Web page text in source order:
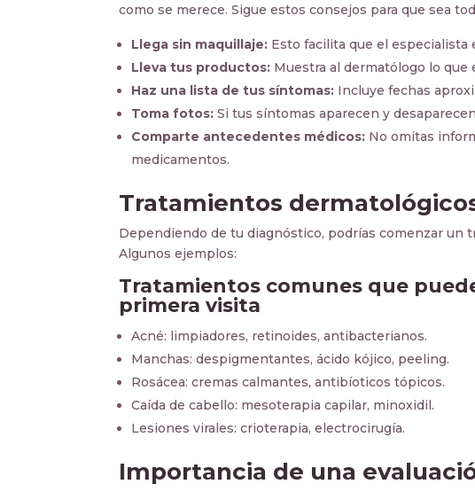
como se merece. Sigue estos consejos para que sea
Llega sin maquillaje: Esto facilita que el
Lleva tus productos: Muestra al dermatólogo lo que
Haz una lista de tus síntomas: Incluye fechas
Toma fotos: Si tus síntomas aparecen y
Comparte antecedentes médicos: No omitas
medicamentos.
Tratamientos
Dependiendo de tu diagnóstico, podrías comenzar un
Algunos ejemplos:
Tratamientos comunes que
primera visita
Acné: limpiadores, retinoides, antibacterianos.
Manchas: despigmentantes, ácido kójico, peeling.
Rosácea: cremas calmantes, antibíoticos tópicos.
Caída de cabello: mesoterapia capilar, minoxidil.
Lesiones virales: crioterapia, electrocirugía.
Importancia de una